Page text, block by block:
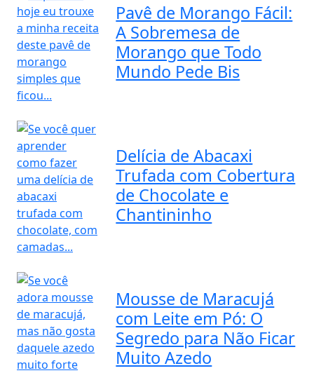
Pavê de Morango Fácil:
A Sobremesa de
Morango que Todo
Mundo Pede Bis
Delícia de Abacaxi
Trufada com Cobertura
de Chocolate e
Chantininho
Mousse de Maracujá
com Leite em Pó: O
Segredo para Não Ficar
Muito Azedo